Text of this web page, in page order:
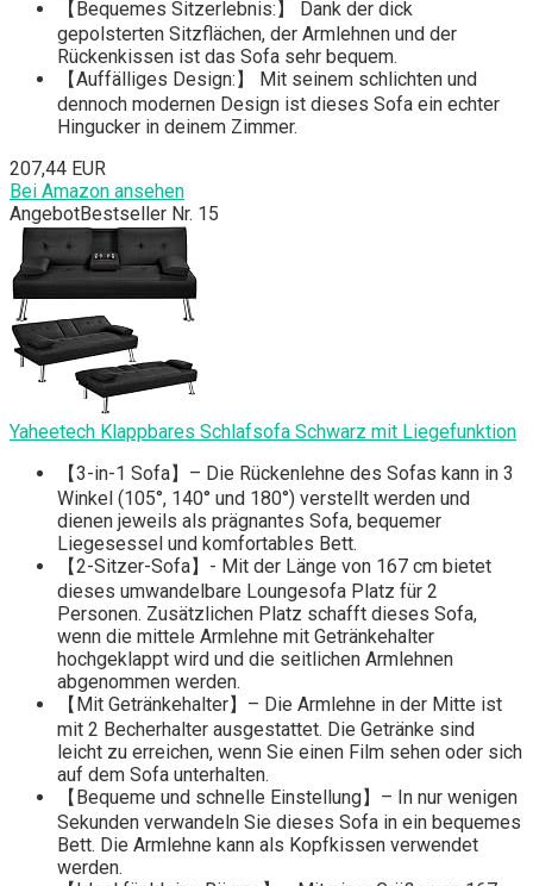
【Bequemes Sitzerlebnis:】 Dank der dick
gepolsterten Sitzflächen, der Armlehnen und der
Rückenkissen ist das Sofa sehr bequem.
【Auffälliges Design:】 Mit seinem schlichten und
dennoch modernen Design ist dieses Sofa ein echter
Hingucker in deinem Zimmer.
207,44 EUR
Bei Amazon ansehen
AngebotBestseller Nr. 15
Yaheetech Klappbares Schlafsofa Schwarz mit Liegefunktion
【3-in-1 Sofa】– Die Rückenlehne des Sofas kann in 3
Winkel (105°, 140° und 180°) verstellt werden und
dienen jeweils als prägnantes Sofa, bequemer
Liegesessel und komfortables Bett.
【2-Sitzer-Sofa】- Mit der Länge von 167 cm bietet
dieses umwandelbare Loungesofa Platz für 2
Personen. Zusätzlichen Platz schafft dieses Sofa,
wenn die mittele Armlehne mit Getränkehalter
hochgeklappt wird und die seitlichen Armlehnen
abgenommen werden.
【Mit Getränkehalter】– Die Armlehne in der Mitte ist
mit 2 Becherhalter ausgestattet. Die Getränke sind
leicht zu erreichen, wenn Sie einen Film sehen oder sich
auf dem Sofa unterhalten.
【Bequeme und schnelle Einstellung】– In nur wenigen
Sekunden verwandeln Sie dieses Sofa in ein bequemes
Bett. Die Armlehne kann als Kopfkissen verwendet
werden.